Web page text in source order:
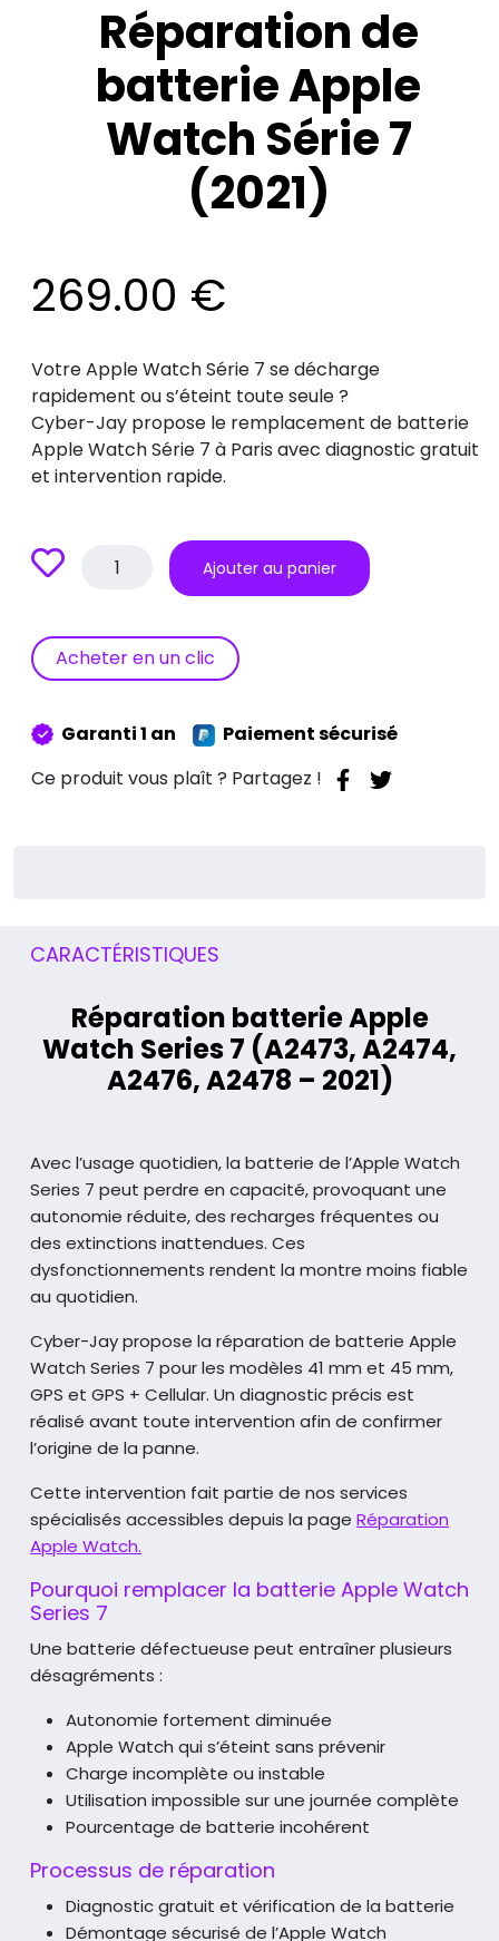
Réparation de
batterie Apple
Watch Série 7
(2021)
269.00 €
Votre Apple Watch Série 7 se décharge
rapidement ou s’éteint toute seule ?
Cyber-Jay propose le remplacement de batterie
Apple Watch Série 7 à Paris avec diagnostic gratuit
et intervention rapide.
quantité
batterie
7
(2021)
Ajouter au panier
Acheter en un clic
Garanti 1 an
Paiement sécurisé
Ce produit vous plaît ? Partagez !
CARACTÉRISTIQUES
Réparation batterie Apple
Watch Series 7 (A2473, A2474,
A2476, A2478 – 2021)
Avec l’usage quotidien, la batterie de l’Apple Watch
Series 7 peut perdre en capacité,provoquant une
autonomie réduite, des recharges fréquentes ou
des extinctions inattendues. Ces
dysfonctionnements rendent la montre moins fiable
au quotidien.
Cyber-Jay propose la réparation de batterie Apple
Watch Series 7 pour les modèles 41 mm et 45 mm,
GPS et GPS + Cellular. Un diagnostic précis est
réalisé avant toute intervention afin de confirmer
l’origine de la panne.
Cette intervention fait partie de nos services
spécialisés accessibles depuis la page Réparation
Apple Watch.
Pourquoi remplacer la batterie Apple Watch
Series 7
Une batterie défectueuse peut entraîner plusieurs
désagréments :
Autonomie fortement diminuée
Apple Watch qui s’éteint sans prévenir
Charge incomplète ou instable
Utilisation impossible sur une journée complète
Pourcentage de batterie incohérent
Processus de réparation
Diagnostic gratuit et vérification de la batterie
Démontage sécurisé de l’Apple Watch